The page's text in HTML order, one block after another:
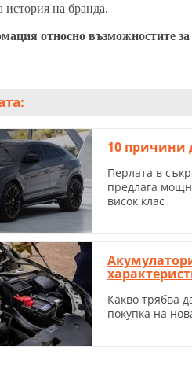
история на бранда.
относно възможностите
10 причини
Перлата в
предлага
висок клас
Какво трябва
покупка на